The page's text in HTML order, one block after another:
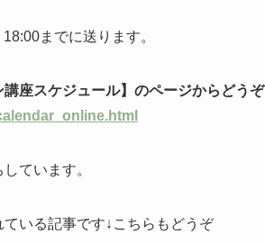
までに送ります。
座スケジュール】のページからどうぞ
ています。
ている記事です↓こちらもどうぞ